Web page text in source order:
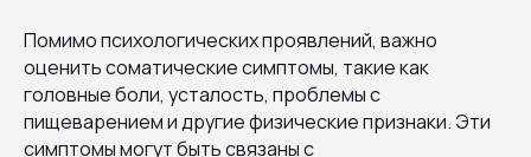
Помимо психологических проявлений, важно
оценить соматические симптомы, такие как
головные боли, усталость, проблемы с
пищеварением и другие физические признаки. Эти
симптомы могут быть связаны с